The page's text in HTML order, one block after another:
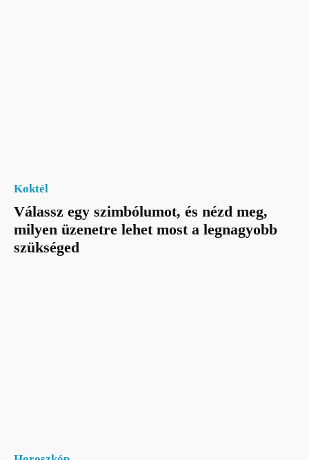
Koktél
Válassz egy szimbólumot, és nézd meg,
milyen üzenetre lehet most a legnagyobb
szükséged